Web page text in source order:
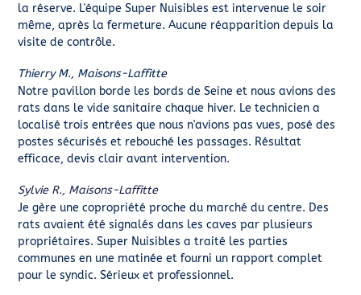
la réserve. L'équipe Super Nuisibles est intervenue le soir
même, après la fermeture. Aucune réapparition depuis la
visite de contrôle.
Thierry M., Maisons-Laffitte
Notre pavillon borde les bords de Seine et nous avions des
rats dans le vide sanitaire chaque hiver. Le technicien a
localisé trois entrées que nous n'avions pas vues, posé des
postes sécurisés et rebouché les passages. Résultat
efficace, devis clair avant intervention.
Sylvie R., Maisons-Laffitte
Je gère une copropriété proche du marché du centre. Des
rats avaient été signalés dans les caves par plusieurs
propriétaires. Super Nuisibles a traité les parties
communes en une matinée et fourni un rapport complet
pour le syndic. Sérieux et professionnel.